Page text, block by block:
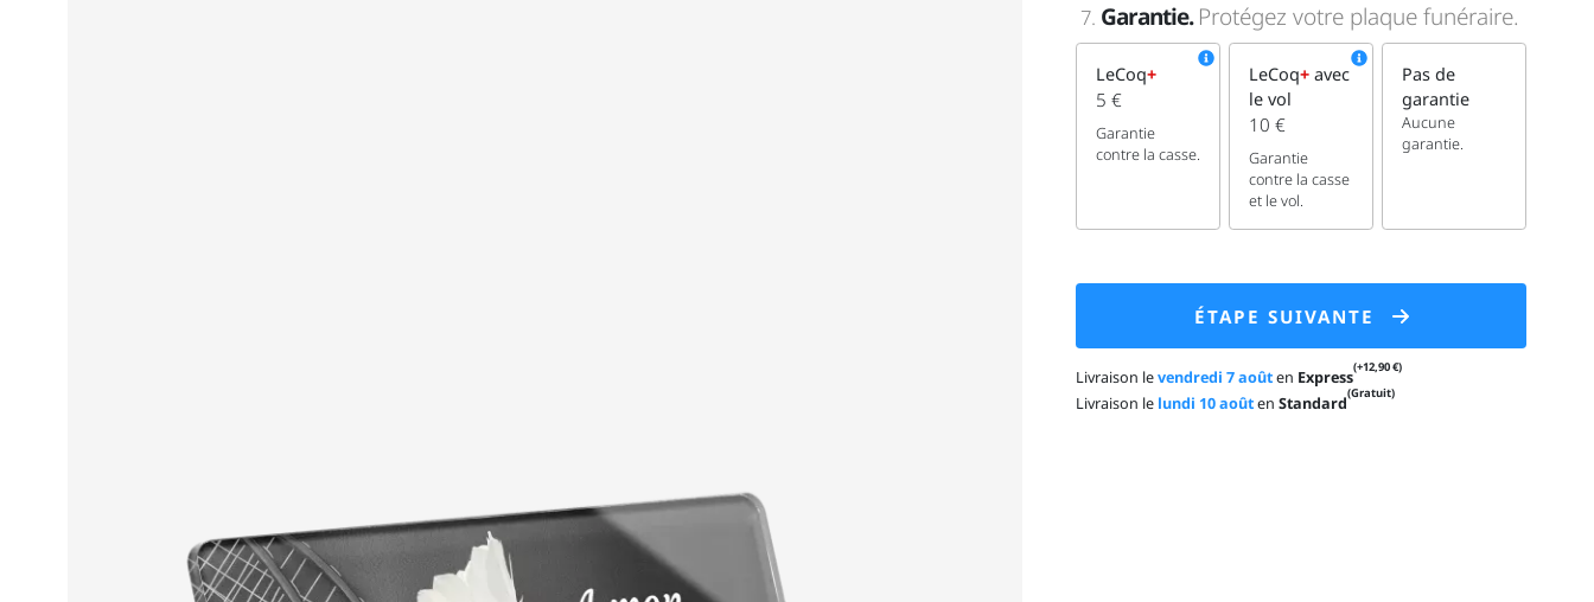
7. Garantie. Protégez votre plaque funéraire.
LeCoq+
5 €
Garantie
contre la casse.
LeCoq+avec
le vol
10 €
Garantie
contre la casse
et le vol.
Pas de
garantie
Aucune
garantie.
ÉTAPE SUIVANTE
Livraison levendredi 7 aoûten Express(+12,90 €)
Livraison le lundi 10 aoûtenStandard(Gratuit)